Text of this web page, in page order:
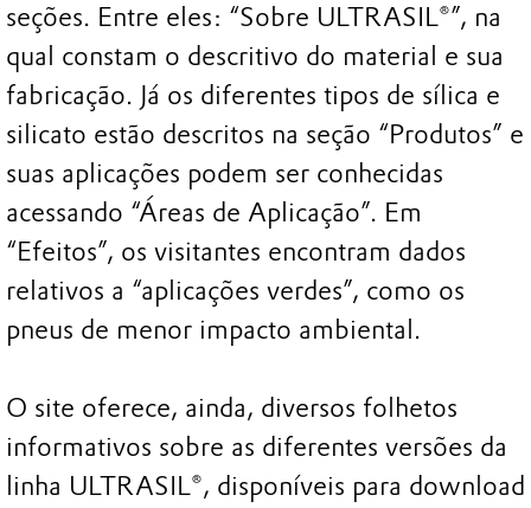
seções. Entre eles: “Sobre ULTRASIL®”, na
qual constam o descritivo do material e sua
fabricação. Já os diferentes tipos de sílica e
silicato estão descritos na seção “Produtos” e
suas aplicações podem ser conhecidas
acessando “Áreas de Aplicação”. Em
“Efeitos”, os visitantes encontram dados
relativos a “aplicações verdes”, como os
pneus de menor impacto ambiental.
O site oferece, ainda, diversos folhetos
informativos sobre as diferentes versões da
linha ULTRASIL®, disponíveis para download